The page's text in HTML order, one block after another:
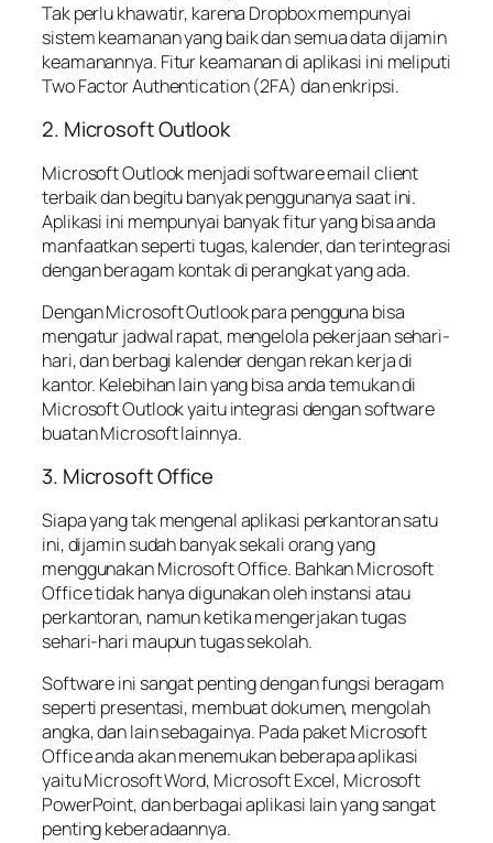
Tak perlu khawatir, karena Dropbox mempunyai
sistem keamanan yang baik dan semua data dijamin
keamanannya. Fitur keamanan di aplikasi ini meliputi
Two Factor Authentication (2FA) dan enkripsi.
2. Microsoft Outlook
Microsoft Outlook menjadi software email client
terbaik dan begitu banyak penggunanya saat ini.
Aplikasi ini mempunyai banyak fitur yang bisa anda
manfaatkan seperti tugas, kalender, dan terintegrasi
dengan beragam kontak di perangkat yang ada.
Dengan Microsoft Outlook para pengguna bisa
mengatur jadwal rapat, mengelola pekerjaan sehari-
hari, dan berbagi kalender dengan rekan kerja di
kantor. Kelebihan lain yang bisa anda temukan di
Microsoft Outlook yaitu integrasi dengan software
buatan Microsoft lainnya.
3. Microsoft Office
Siapa yang tak mengenal aplikasi perkantoran satu
ini, dijamin sudah banyak sekali orang yang
menggunakan Microsoft Office. Bahkan Microsoft
Office tidak hanya digunakan oleh instansi atau
perkantoran, namun ketika mengerjakan tugas
sehari-hari maupun tugas sekolah.
Software ini sangat penting dengan fungsi beragam
seperti presentasi, membuat dokumen, mengolah
angka, dan lain sebagainya. Pada paket Microsoft
Office anda akan menemukan beberapa aplikasi
yaitu Microsoft Word, Microsoft Excel, Microsoft
PowerPoint, dan berbagai aplikasi lain yang sangat
penting keberadaannya.